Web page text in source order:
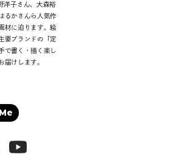
洋子さん、大森裕
るかさんら人気作
材に迫ります。絵
要ブランドの「定
で書く・描く楽し
届けします。